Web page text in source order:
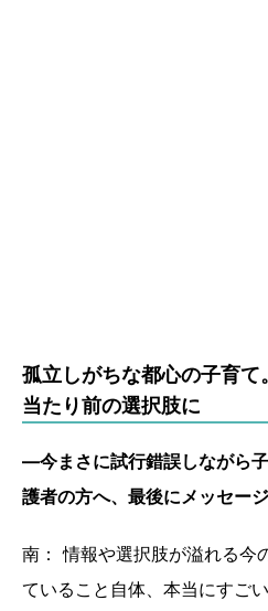
孤立しがちな都心の子育
当たり前の選択肢に
―今まさに試行錯誤しながら
護者の方へ、最後にメッセー
南： 情報や選択肢が溢れる今
ていること自体、本当にすご